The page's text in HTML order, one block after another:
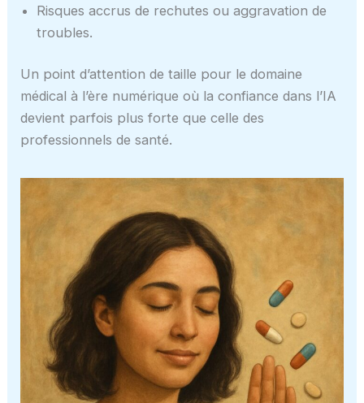
Risques accrus de rechutes ou aggravation de
troubles.
Un point d’attention de taille pour le domaine
médical à l’ère numérique où la confiance dans l’IA
devient parfois plus forte que celle des
professionnels de santé.